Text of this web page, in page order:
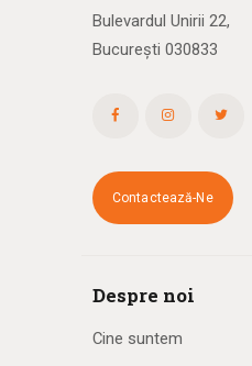
Bulevardul Unirii 22,
București 030833
Contactează-Ne
Despre noi
Cine suntem